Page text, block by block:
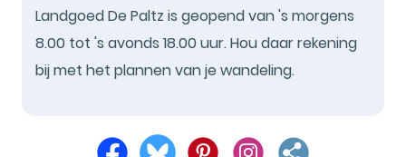
Landgoed De Paltz is geopend van 's morgens
8.00 tot 's avonds 18.00 uur. Hou daar rekening
bij met het plannen van je wandeling.